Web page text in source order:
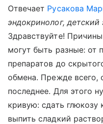
Отвечает Русакова
эндокринолог, детский
Здравствуйте!
могут быть разные: от
препаратов до
обмена. Прежде всего,
последнее. Для этого
кривую: сдать
выпить сладкий